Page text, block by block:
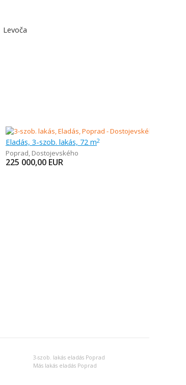
Levoča
Eladás, 3-szob. lakás, 72 m2
Poprad, Dostojevského
225 000,00 EUR
3-szob. lakás eladás Poprad
Más lakás eladás Poprad